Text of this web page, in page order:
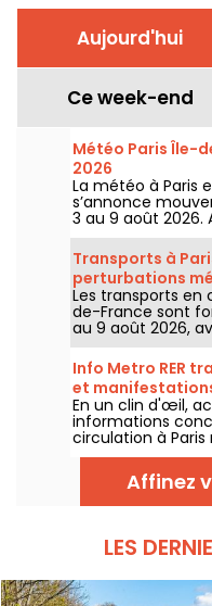
Aujourd'hui
Ce week-end
Météo Paris Île-
2026
La météo à Paris
s’annonce
3 au 9 août 2026.
marqué par un
températures
avant le retour
ensoleillé pour le
Transports à
perturbations
2026
Les transports en
de-France sont
au 9 août 2026,
d'été qui
certaines lignes,
Info Metro RER
et
août 2026
En un clin d'œil,
informations
circulation à
réel. Metro RER
travaux,
manifestations,
informations
Affinez
LES